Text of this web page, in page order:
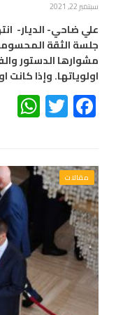
سبتمبر 22, 2021
علي ضاحي- الديار-
جلسة الثقة
مشوارها الدستور
اولوياتها. وإذا
Facebook
مقالات